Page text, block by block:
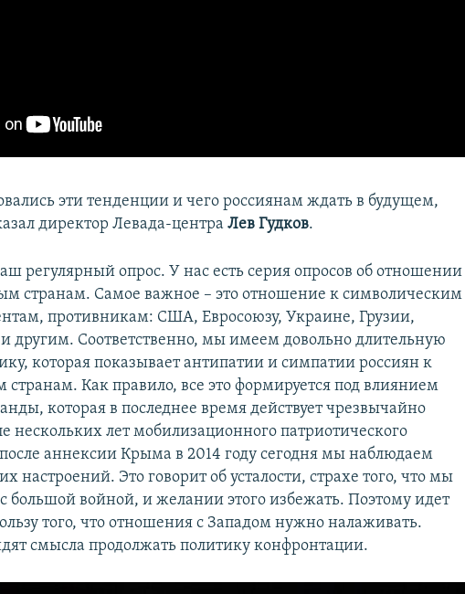
эти тенденции и чего россиянам ждать в будущем,
директор Левада-центраЛев Гудков.
регулярный опрос. У нас есть серия опросов об отношении
странам. Самое важное – это отношение к символическим
противникам: США, Евросоюзу, Украине, Грузии,
другим. Соответственно, мы имеем довольно длительную
которая показывает антипатии и симпатии россиян к
странам. Как правило, все это формируется под влиянием
которая в последнее время действует чрезвычайно
нескольких лет мобилизационного патриотического
аннексии Крыма в 2014 году сегодня мы наблюдаем
настроений. Это говорит об усталости, страхе того, что мы
большой войной, и желании этого избежать. Поэтому идет
того, что отношения с Западом нужно налаживать.
смысла продолжать политику конфронтации.